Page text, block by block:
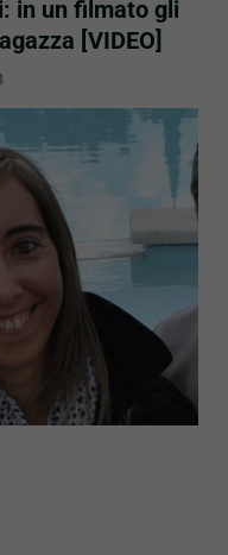
in un filmato gli
[VIDEO]